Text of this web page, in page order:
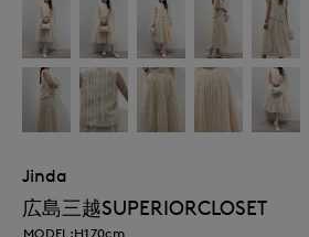
Jinda
広島三越SUPERIORCLOSET
MODEL:H170cm